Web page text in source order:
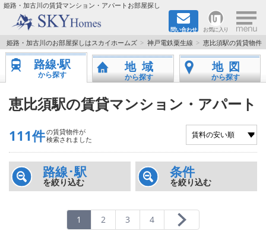
姫路・加古川の賃貸マンション・アパートお部屋探し
問い合わせ お気に入り ×
TOPページ
都市ガス·オール電化
☆新築物件☆
☆敷金＆礼金0円物件☆
☆ペット飼育可能物件☆
☆ネット無料☆
路線·駅から探す
姫路・加古川のお部屋探しはスカイホームズ 神戸電鉄粟生線 恵比須駅の賃貸物件
路線·駅
から探す
地域
から探す
地図
から探す
恵比須駅の賃貸マンション・アパート
111件の賃貸物件が
検索されました
路線･駅
を絞り込む
条件
を絞り込む
1 2 3 4